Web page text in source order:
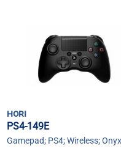
hori
PS4-149E
Gamepad; PS4; Wireless;